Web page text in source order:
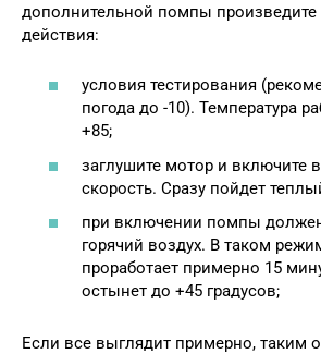
дополнительной помпы
действия:
условия тестирования
погода до -10). Температура
+85;
заглушите мотор и включите
скорость. Сразу пойдет
при включении помпы
горячий воздух. В таком
проработает примерно 15
остынет до +45 градусов;
Если все выглядит примерно, таким